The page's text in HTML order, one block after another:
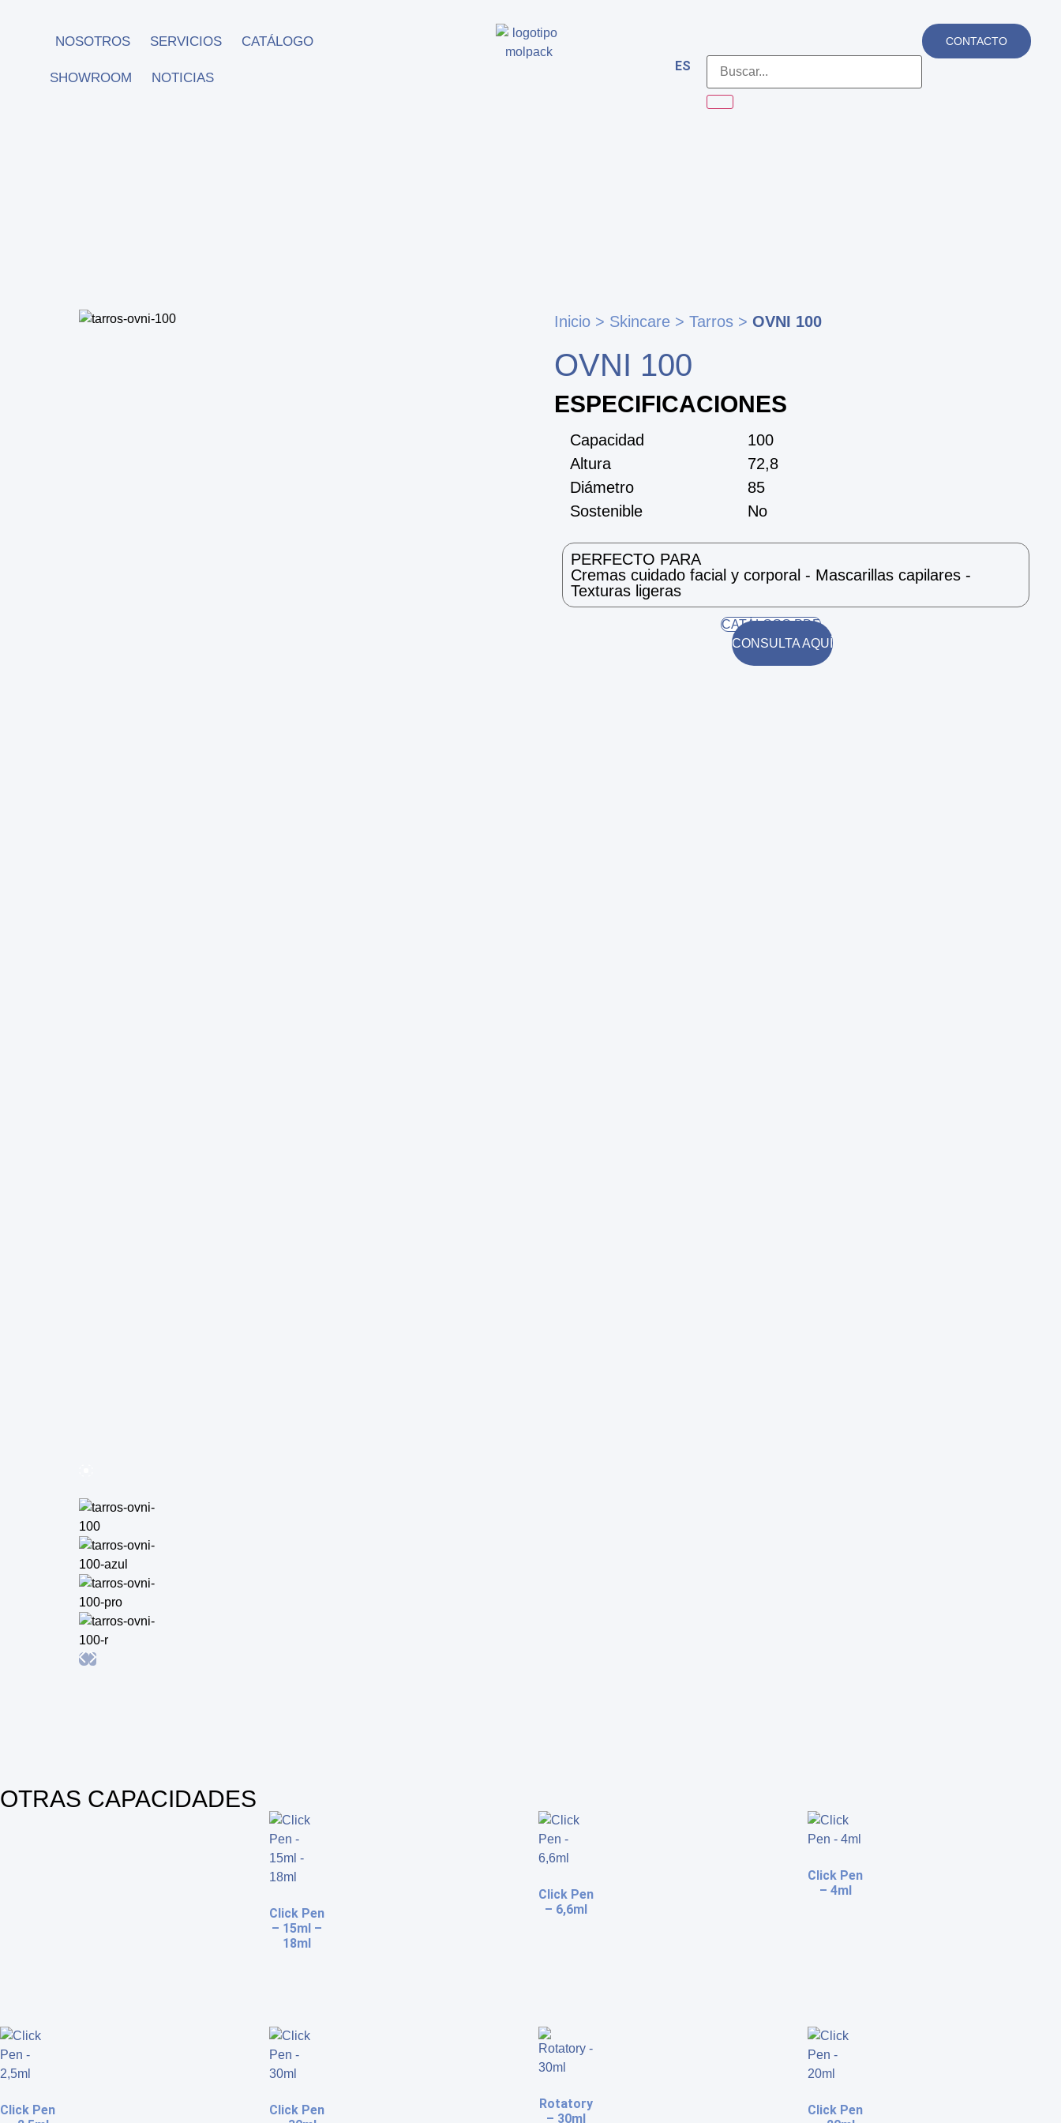
NOSOTROS SERVICIOS CATÁLOGO
SHOWROOM NOTICIAS
ES
CONTACTO
Inicio > Skincare > Tarros > OVNI 100
OVNI 100
ESPECIFICACIONES
Capacidad
Altura
Diámetro
Sostenible
100
72,8
85
No
PERFECTO PARA
Cremas cuidado facial y corporal - Mascarillas capilares -
Texturas ligeras
CATÁLOGO PDF
CONSULTA AQUÍ
OTRAS CAPACIDADES
Click Pen
– 15ml –
18ml
Click Pen
– 6,6ml
Click Pen
– 4ml
Click Pen
Click Pen
Rotatory
– 30ml
Click Pen